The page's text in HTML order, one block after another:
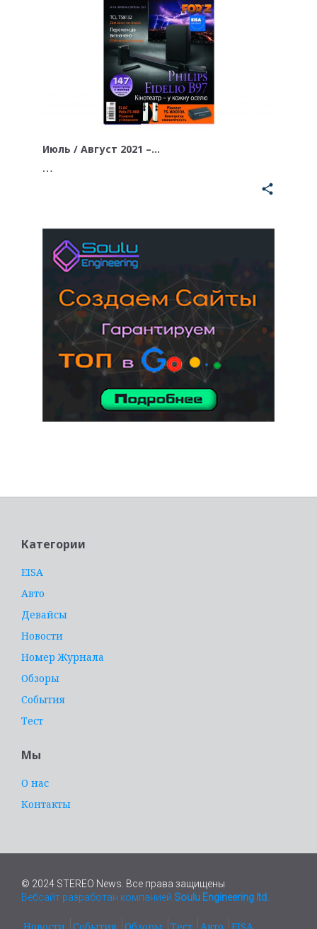
Июль / Август 2021 –…
…
share
Категории
EISA
Авто
Девайсы
Новости
Номер Журнала
Обзоры
События
Тест
Мы
О нас
Контакты
© 2024 STEREO News. Все права защищены
Вебсайт разработан компанией Soulu Engineering ltd.